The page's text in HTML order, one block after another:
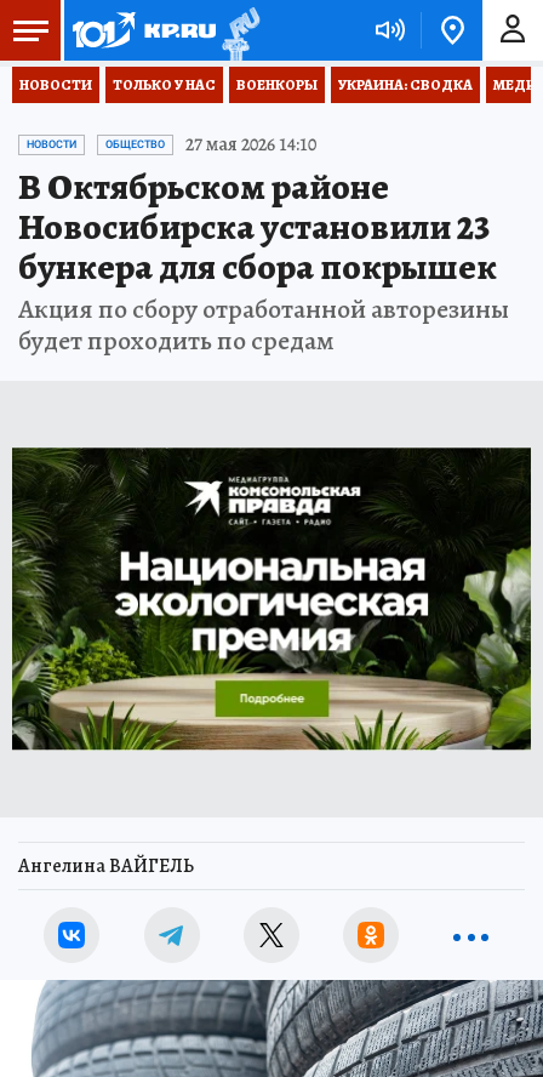
НОВОСТИ ТОЛЬКО У НАС ВОЕНКОРЫ УКРАИНА: СВОДКА
НОВОСТИ ОБЩЕСТВО 27 мая 2026 14:10
В Октябрьском районе
Новосибирска установили 23
бункера для сбора покрышек
Акция по сбору отработанной авторезины
будет проходить по средам
Ангелина ВАЙГЕЛЬ